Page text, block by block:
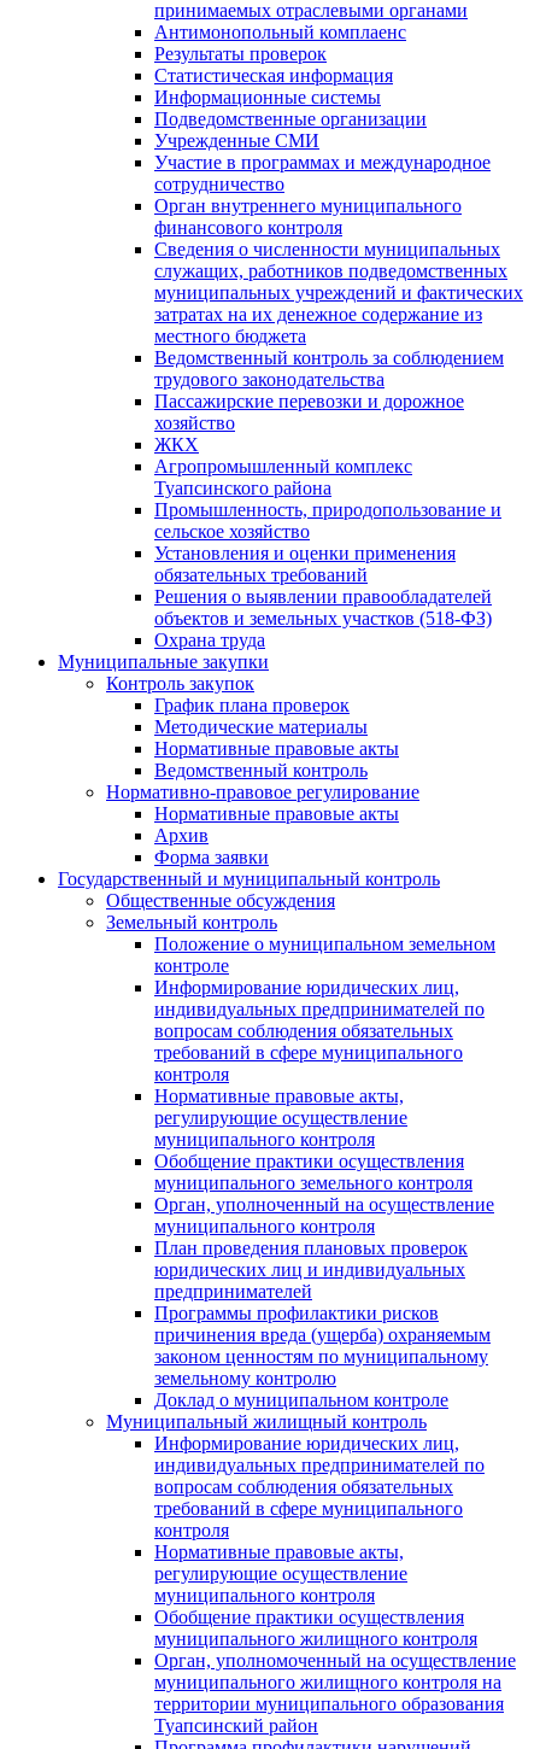
принимаемых отраслевыми органами
Антимонопольный комплаенс
Результаты проверок
Статистическая информация
Информационные системы
Подведомственные организации
Учрежденные СМИ
Участие в программах и международное
сотрудничество
Орган внутреннего муниципального
финансового контроля
Сведения о численности муниципальных
служащих, работников подведомственных
муниципальных учреждений и фактических
затратах на их денежное содержание из
местного бюджета
Ведомственный контроль за соблюдением
трудового законодательства
Пассажирские перевозки и дорожное
хозяйство
ЖКХ
Агропромышленный комплекс
Туапсинского района
Промышленность, природопользование и
сельское хозяйство
Установления и оценки применения
обязательных требований
Решения о выявлении правообладателей
объектов и земельных участков (518-ФЗ)
Охрана труда
Муниципальные закупки
Контроль закупок
График плана проверок
Методические материалы
Нормативные правовые акты
Ведомственный контроль
Нормативно-правовое регулирование
Нормативные правовые акты
Архив
Форма заявки
Государственный и муниципальный контроль
Общественные обсуждения
Земельный контроль
Положение о муниципальном земельном
контроле
Информирование юридических лиц,
индивидуальных предпринимателей по
вопросам соблюдения обязательных
требований в сфере муниципального
контроля
Нормативные правовые акты,
регулирующие осуществление
муниципального контроля
Обобщение практики осуществления
муниципального земельного контроля
Орган, уполноченный на осуществление
муниципального контроля
План проведения плановых проверок
юридических лиц и индивидуальных
предпринимателей
Программы профилактики рисков
причинения вреда (ущерба) охраняемым
законом ценностям по муниципальному
земельному контролю
Доклад о муниципальном контроле
Муниципальный жилищный контроль
Информирование юридических лиц,
индивидуальных предпринимателей по
вопросам соблюдения обязательных
требований в сфере муниципального
контроля
Нормативные правовые акты,
регулирующие осуществление
муниципального контроля
Обобщение практики осуществления
муниципального жилищного контроля
Орган, уполномоченный на осуществление
муниципального жилищного контроля на
территории муниципального образования
Туапсинский район